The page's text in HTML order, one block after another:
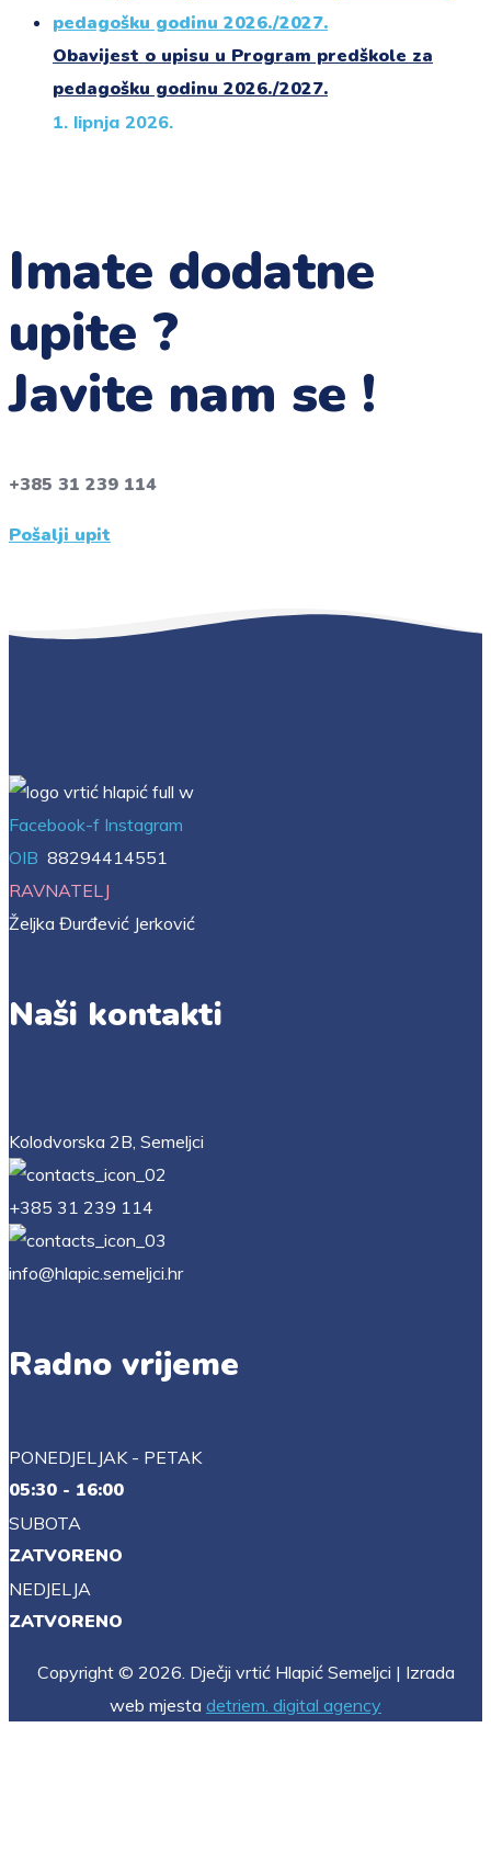
Obavijest o upisu u Program predškole za
pedagošku godinu 2026./2027.
1. lipnja 2026.
Imate dodatne
upite ?
Javite nam se !
+385 31 239 114
Pošalji upit
Facebook-f Instagram
OIB 88294414551
RAVNATELJ
Željka Đurđević Jerković
Naši kontakti
Kolodvorska 2B, Semeljci
+385 31 239 114
info@hlapic.semeljci.hr
Radno vrijeme
PONEDJELJAK - PETAK
05:30 - 16:00
SUBOTA
ZATVORENO
NEDJELJA
ZATVORENO
Copyright © 2026. Dječji vrtić Hlapić Semeljci | Izrada
web mjesta detriem. digital agency